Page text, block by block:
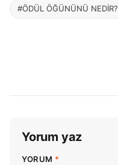
#ÖDÜL ÖĞÜNÜNÜ NEDİR?
Yorum yaz
YORUM *